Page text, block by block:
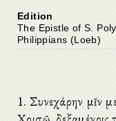
Edition
The Epistle of S.
Philippians (Loeb)
1. Συνεχάρην ὑμῖν